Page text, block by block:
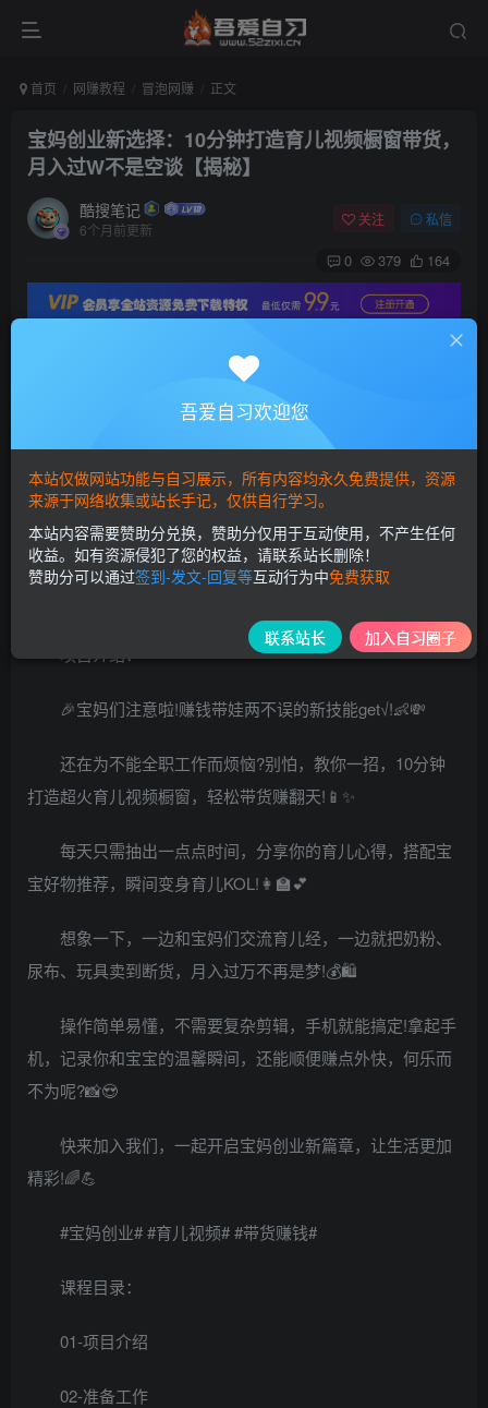
首页 网赚教程 冒泡网赚 正文
宝妈创业新选择：10分钟打造育儿视频橱窗带货，
月入过W不是空谈【揭秘】
酷搜笔记
6个月前更新
关注 私信
0 379 164
宝妈创业新选择：10分钟打造
入过W不是空谈【揭秘】
项目介绍：
🎉宝妈们注意啦!赚钱带娃两不误的新技能get√!👶💸
还在为不能全职工作而烦恼?别怕，教你一招，10分钟
打造超火育儿视频橱窗，轻松带货赚翻天!📱✨
每天只需抽出一点点时间，分享你的育儿心得，搭配宝
宝好物推荐，瞬间变身育儿KOL!👩‍🏫💕
想象一下，一边和宝妈们交流育儿经，一边就把奶粉、
尿布、玩具卖到断货，月入过万不再是梦!💰🛍️
操作简单易懂，不需要复杂剪辑，手机就能搞定!拿起手
机，记录你和宝宝的温馨瞬间，还能顺便赚点外快，何乐而
不为呢?📸😍
快来加入我们，一起开启宝妈创业新篇章，让生活更加
精彩!🌈💪
#宝妈创业# #育儿视频# #带货赚钱#
课程目录：
01-项目介绍
02-准备工作
吾爱自习欢迎您
本站仅做网站功能与自习展示，所有内容均永久免费提供，资源
来源于网络收集或站长手记，仅供自行学习。
本站内容需要赞助分兑换，赞助分仅用于互动使用，不产生任何
收益。如有资源侵犯了您的权益，请联系站长删除！
赞助分可以通过签到-发文-回复等互动行为中免费获取
联系站长 加入自习圈子